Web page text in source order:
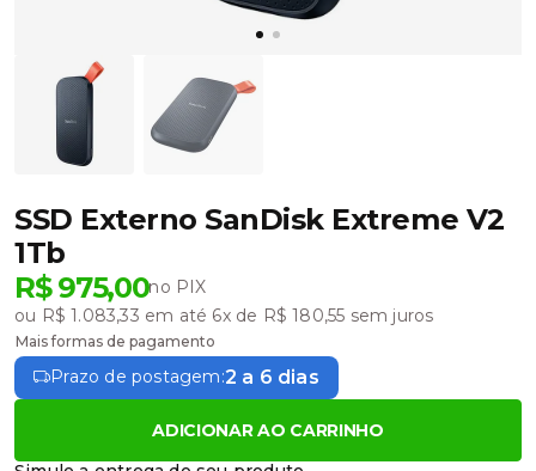
SSD Externo SanDisk Extreme V2
1Tb
R$ 975,00no PIX
ou R$ 1.083,33 em até 6x de R$ 180,55 sem juros
Mais formas de pagamento
Prazo de postagem:2 a 6 dias
ADICIONAR AO CARRINHO